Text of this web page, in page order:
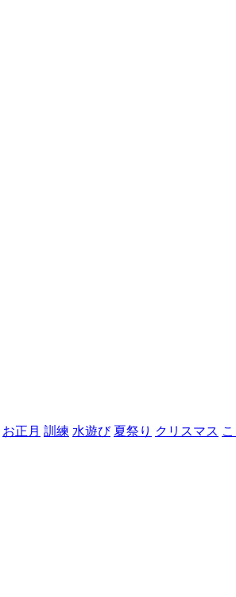
お正月 訓練 水遊び 夏祭り クリスマス